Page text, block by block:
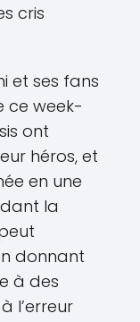
cris
et ses fans
ce week-
ont
héros, et
en une
la
donnant
à des
l’erreur